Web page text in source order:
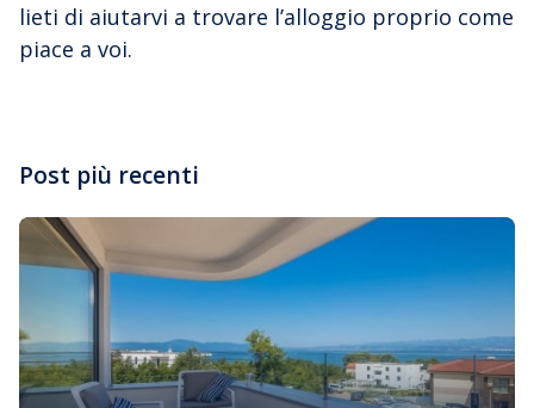
lieti di aiutarvi a trovare l’alloggio proprio come
piace a voi.
Post più recenti